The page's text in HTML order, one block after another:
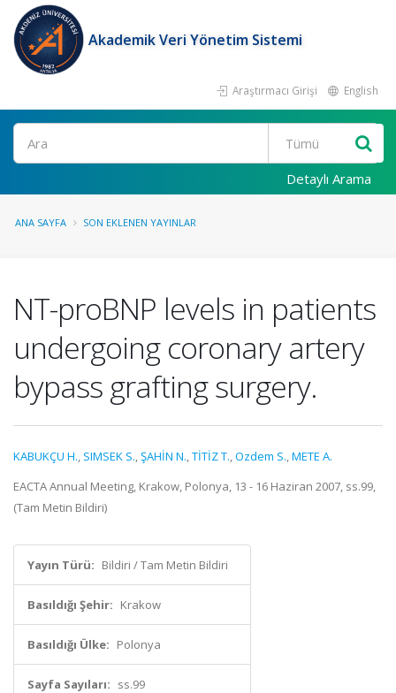
Akademik Veri Yönetim Sistemi
Araştırmacı Girişi English
Ara
Detaylı Arama
ANA SAYFA SON EKLENEN YAYINLAR
NT-proBNP levels in patients
undergoing coronary artery
bypass grafting surgery.
KABUKÇU H., SIMSEK S.,ŞAHİN N.,TİTİZ T.,Ozdem S.,METE A.
EACTA Annual Meeting, Krakow, Polonya, 13 - 16 Haziran 2007, ss.99,
(Tam Metin Bildiri)
Yayın Türü: Bildiri / Tam Metin Bildiri
Basıldığı Şehir: Krakow
Basıldığı Ülke: Polonya
Sayfa Sayıları: ss.99